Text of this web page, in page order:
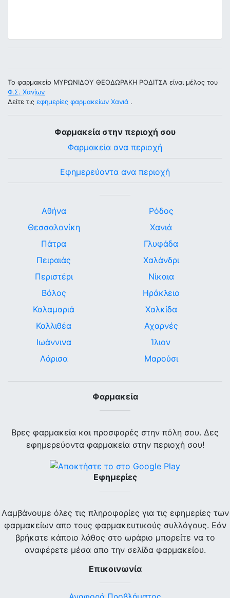
Το φαρμακείο ΜΥΡΩΝΙΔΟΥ ΘΕΟΔΩΡΑΚΗ ΡΟΔΙΤΣΑ είναι μέλος του
Φ.Σ. Χανίων
Δείτε τις εφημερίες φαρμακείων Χανιά .
Φαρμακεία στην περιοχή σου
Φαρμακεία ανα περιοχή
Εφημερεύοντα ανα περιοχή
Αθήνα
Θεσσαλονίκη
Πάτρα
Πειραιάς
Περιστέρι
Βόλος
Καλαμαριά
Καλλιθέα
Ιωάννινα
Λάρισα
Ρόδος
Χανιά
Γλυφάδα
Χαλάνδρι
Νίκαια
Ηράκλειο
Χαλκίδα
Αχαρνές
Ίλιον
Μαρούσι
Φαρμακεία
Βρες φαρμακεία και προσφορές στην πόλη σου. Δες
εφημερεύοντα φαρμακεία στην περιοχή σου!
Εφημερίες
Λαμβάνουμε όλες τις πληροφορίες για τις εφημερίες των
φαρμακείων απο τους φαρμακευτικούς συλλόγους. Εάν
βρήκατε κάποιο λάθος στο ωράριο μπορείτε να το
αναφέρετε μέσα απο την σελίδα φαρμακείου.
Επικοινωνία